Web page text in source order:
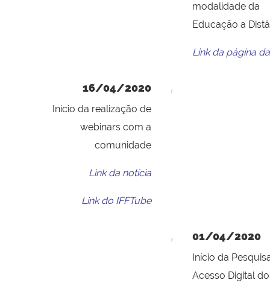
modalidade da
Educação a
Link da página
16/04/2020
Início da realização de
webinars com a
comunidade
Link da notícia
Link do IFFTube
01/04/2020
Início da
Acesso Digital